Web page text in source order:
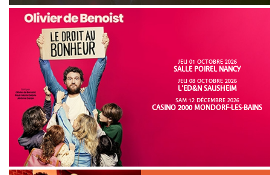
JEU 01 OCTOBRE 2026
SALLE POIREL NANCY
JEU 08 OCTOBRE 2026
L'ED&N SAUSHEIM
SAM 12 DÉCEMBRE 2026
CASINO 2000 MONDORF-LES-BAINS